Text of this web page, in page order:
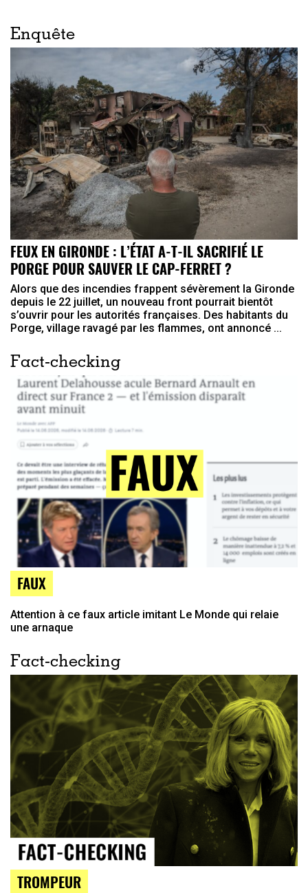
Enquête
FEUX EN GIRONDE : L’ÉTAT A-T-IL SACRIFIÉ LE
PORGE POUR SAUVER LE CAP-FERRET ?
Alors que des incendies frappent sévèrement la Gironde
depuis le 22 juillet, un nouveau front pourrait bientôt
s’ouvrir pour les autorités françaises. Des habitants du
Porge, village ravagé par les flammes, ont annoncé ...
Fact-checking
FAUX
Attention à ce faux article imitant Le Monde qui relaie
une arnaque
Fact-checking
TROMPEUR